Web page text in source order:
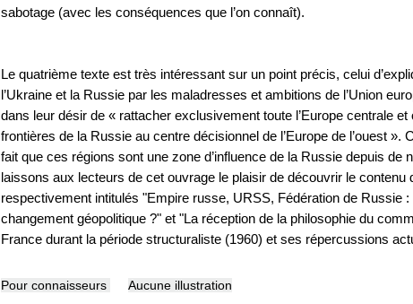
sabotage (avec les conséquences que l’on connaît).
Le quatrième texte est très intéressant sur un point précis, celui
l’Ukraine et la Russie par les maladresses et ambitions de l’Union
dans leur désir de « rattacher exclusivement toute l’Europe centrale et
frontières de la Russie au centre décisionnel de l’Europe de l’ouest ».
fait que ces régions sont une zone d’influence de la Russie depuis de
laissons aux lecteurs de cet ouvrage le plaisir de découvrir le contenu
respectivement intitulés "Empire russe, URSS, Fédération de Russie :
changement géopolitique ?" et "La réception de la philosophie du
France durant la période structuraliste (1960) et ses
Pour connaisseurs Aucune illustration